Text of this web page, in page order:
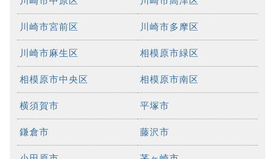
川崎市宮前区 川崎市多摩区
川崎市麻生区 相模原市緑区
相模原市中央区 相模原市南区
横須賀市 平塚市
鎌倉市 藤沢市